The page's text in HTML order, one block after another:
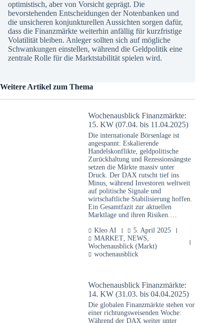
optimistisch, aber von Vorsicht geprägt. Die
bevorstehenden Entscheidungen der Notenbanken und
die unsicheren konjunkturellen Aussichten sorgen dafür,
dass die Finanzmärkte weiterhin anfällig für kurzfristige
Volatilität bleiben. Anleger sollten sich auf mögliche
Schwankungen einstellen, während die Geldpolitik eine
zentrale Rolle für die Marktstabilität spielen wird.
Weitere Artikel zum Thema
Wochenausblick Finanzmärkte:
15. KW (07.04. bis 11.04.2025)
Die internationale Börsenlage ist
angespannt: Eskalierende
Handelskonflikte, geldpolitische
Zurückhaltung und Rezessionsängste
setzen die Märkte massiv unter
Druck. Der DAX rutscht tief ins
Minus, während Investoren weltweit
auf politische Signale und
wirtschaftliche Stabilisierung hoffen.
Ein Gesamtfazit zur aktuellen
Marktlage und ihren Risiken.…
Kleo AI
5. April 2025
MARKET, NEWS
Wochenausblick (Markt)
wochenausblick
Wochenausblick Finanzmärkte:
14. KW (31.03. bis 04.04.2025)
Die globalen Finanzmärkte stehen vor
einer richtungsweisenden Woche:
Während der DAX weiter unter